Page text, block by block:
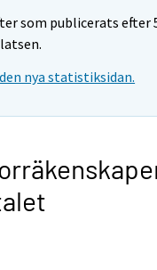
som publicerats efter
nya statistiksidan.